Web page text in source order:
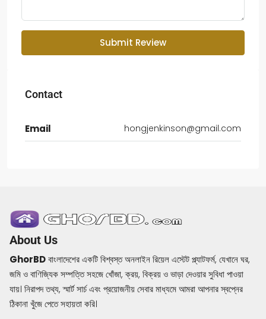
Submit Review
Contact
Email hongjenkinson@gmail.com
About Us
GhorBDবাংলাদেশের একটি বিশ্বস্ত অনলাইন রিয়েল এস্টেট প্ল্যাটফর্ম, যেখানে ঘর,
জমি ও বাণিজ্যিক সম্পত্তি সহজে খোঁজা, ক্রয়, বিক্রয় ও ভাড়া দেওয়ার সুবিধা পাওয়া
যায়। নিরাপদ তথ্য, স্মার্ট সার্চ এবং প্রয়োজনীয় সেবার মাধ্যমে আমরা আপনার স্বপ্নের
ঠিকানা খুঁজে পেতে সহায়তা করি।